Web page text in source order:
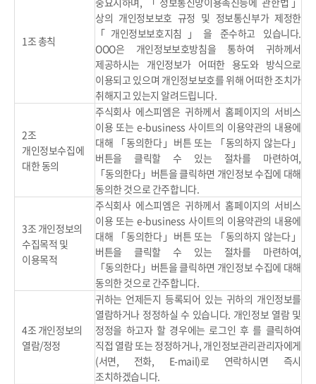
1조 총칙
상의 개인정보보호 규정 및 정보통신부가 제정한
「개인정보보호지침」을 준수하고 있습니다.
OOO은 개인정보보호방침을 통하여 귀하께서
제공하시는 개인정보가 어떠한 용도와 방식으로
이용되고 있으며 개인정보보호를 위해 어떠한 조치가
취해지고 있는지 알려드립니다.
2조
개인정보수집에
대한 동의
주식회사 에스피엠은 귀하께서 홈페이지의 서비스
이용 또는 e-business 사이트의 이용약관의 내용에
대해 「동의한다」버튼 또는 「동의하지 않는다」
버튼을 클릭할 수 있는 절차를 마련하여,
「동의한다」버튼을 클릭하면 개인정보 수집에 대해
동의한 것으로 간주합니다.
3조 개인정보의
수집목적 및
이용목적
주식회사 에스피엠은 귀하께서 홈페이지의 서비스
이용 또는 e-business 사이트의 이용약관의 내용에
대해 「동의한다」버튼 또는 「동의하지 않는다」
버튼을 클릭할 수 있는 절차를 마련하여,
「동의한다」버튼을 클릭하면 개인정보 수집에 대해
동의한 것으로 간주합니다.
4조 개인정보의
열람/정정
귀하는 언제든지 등록되어 있는 귀하의 개인정보를
열람하거나 정정하실 수 있습니다. 개인정보 열람 및
정정을 하고자 할 경우에는 로그인 후 를 클릭하여
직접 열람 또는 정정하거나, 개인정보관리관리자에게
(서면, 전화, E-mail)로 연락하시면 즉시
조치하겠습니다.